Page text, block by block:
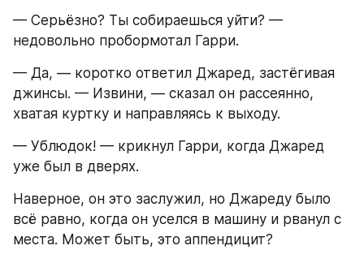
— Серьёзно? Ты собираешься уйти? —
недовольно пробормотал Гарри.
— Да, — коротко ответил Джаред, застёгивая
джинсы. — Извини, — сказал он рассеянно,
хватая куртку и направляясь к выходу.
— Ублюдок! — крикнул Гарри, когда Джаред
уже был в дверях.
Наверное, он это заслужил, но Джареду было
всё равно, когда он уселся в машину и рванул с
места. Может быть, это аппендицит?